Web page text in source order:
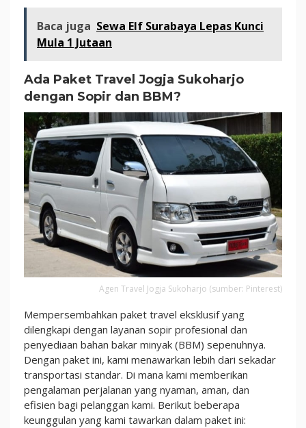
Baca juga Sewa Elf Surabaya Lepas Kunci
Mula 1 Jutaan
Ada Paket Travel Jogja Sukoharjo
dengan Sopir dan BBM?
Agen Travel Jogja Sukoharjo (sumber: Pinterest)
Mempersembahkan paket travel eksklusif yang
dilengkapi dengan layanan sopir profesional dan
penyediaan bahan bakar minyak (BBM) sepenuhnya.
Dengan paket ini, kami menawarkan lebih dari sekadar
transportasi standar. Di mana kami memberikan
pengalaman perjalanan yang nyaman, aman, dan
efisien bagi pelanggan kami. Berikut beberapa
keunggulan yang kami tawarkan dalam paket ini: